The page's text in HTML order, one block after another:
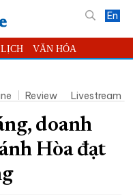
En
VĂN HÓA
BẠN ĐỌC PHÓNG SỰ
BÁO ONLINE
Review Livestream
doanh
Hòa đạt